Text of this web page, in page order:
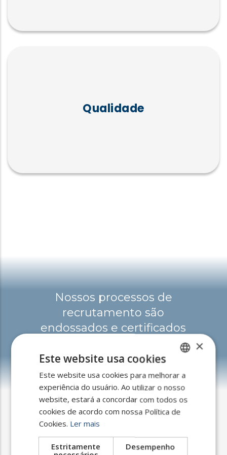
Qualidade
avaliação e apresentação de candidatos:
ISO 9001:2015, ISO 10667-2:2013,
Nossos processos de
recrutamento são
endossados e certificados
pela ISO 9001 e ISO 10667.
SPANISH
ENGLISH
PORTUGUESE
×
Este website usa cookies
Este website usa cookies para melhorar a
experiência do usuário. Ao utilizar o nosso
website, estará a concordar com todos os
cookies de acordo com nossa Política de
Cookies. Ler mais
Estritamente
Desempenho